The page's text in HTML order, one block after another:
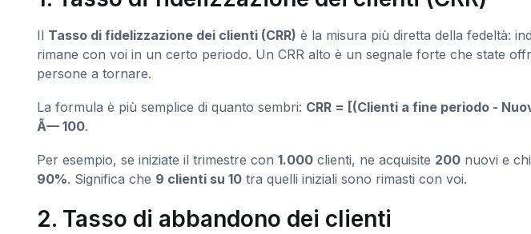
Il Tasso di fidelizzazione dei clienti (CRR) è la misura più diretta della fedeltà:
rimane con voi in un certo periodo. Un CRR alto è un segnale forte che state
persone a tornare.
La formula è più semplice di quanto sembri: CRR = [(Clienti a fine periodo -
Ã— 100.
Per esempio, se iniziate il trimestre con 1.000clienti, ne acquisite 200nuovi e
90%. Significa che 9 clienti su 10tra quelli iniziali sono rimasti con voi.
2. Tasso di abbandono dei clienti